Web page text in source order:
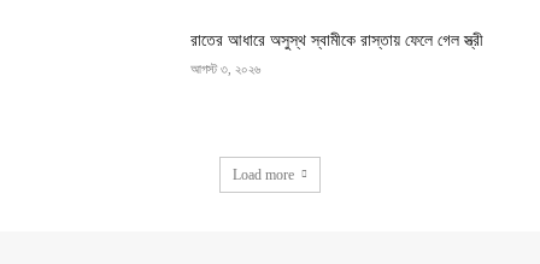
রাতের আধারে অসুস্থ স্বামীকে রাস্তায় ফেলে গেল স্ত্রী
আগস্ট ৩, ২০২৬
Load more